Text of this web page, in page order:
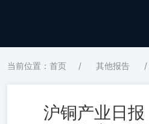
当前位置：首页 / 其他报告 /
沪铜产业日